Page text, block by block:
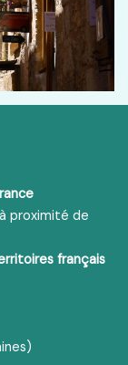
proximité de
français